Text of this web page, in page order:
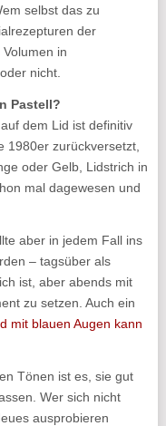
selbst das zu
der
Volumen in
nicht.
Pastell?
dem Lid ist definitiv
1980er zurückversetzt,
oder Gelb, Lidstrich in
mal dagewesen und
aber in jedem Fall ins
– tagsüber als
ist, aber abends mit
zu setzen. Auch ein
mit blauen Augen kann
Tönen ist es, sie gut
Wer sich nicht
ausprobieren